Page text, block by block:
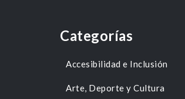
Categorías
Accesibilidad e Inclusión
Arte, Deporte y Cultura